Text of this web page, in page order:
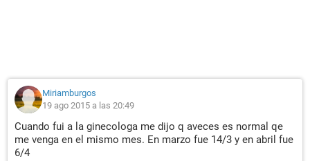
Miriamburgos
19 ago 2015 a las 20:49
Cuando fui a la ginecologa me dijo q aveces es normal qe
me venga en el mismo mes. En marzo fue 14/3 y en abril fue
6/4